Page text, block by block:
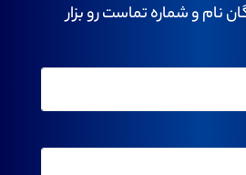
نام و شماره تماست رو بزار